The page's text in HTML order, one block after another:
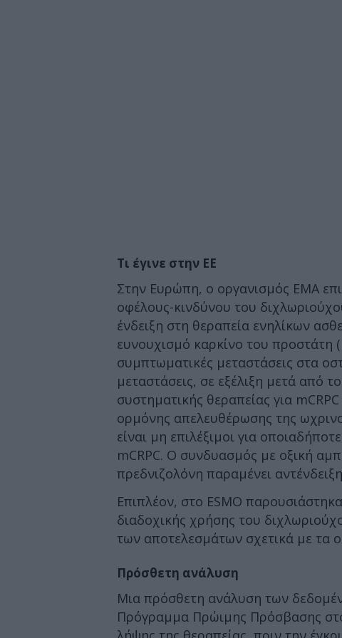
Τι έγινε στην ΕΕ
Στην Ευρώπη, ο οργανισμός ΕΜΑ
οφέλους-κινδύνου του
ένδειξη στη θεραπεία ενηλίκων
ευνουχισμό καρκίνο του προστάτη
συμπτωματικές μεταστάσεις στα
μεταστάσεις, σε εξέλιξη μετά από
συστηματικής θεραπείας για
ορμόνης απελευθέρωσης της
είναι μη επιλέξιμοι για
mCRPC. Ο συνδυασμός με οξική
πρεδνιζολόνη παραμένει
Επιπλέον, στο ESMO
διαδοχικής χρήσης του
των αποτελεσμάτων σχετικά με τα
Πρόσθετη ανάλυση
Μια πρόσθετη ανάλυση των
Πρόγραμμα Πρώιμης Πρόσβασης